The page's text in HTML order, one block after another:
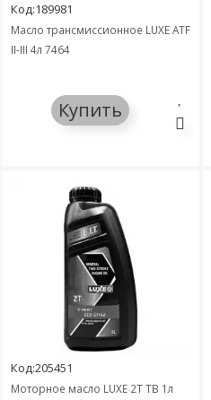
Код:189981
Масло трансмиссионное LUXE ATF
II-III 4л 7464
Купить
Код:205451
Моторное масло LUXЕ 2T TB 1л